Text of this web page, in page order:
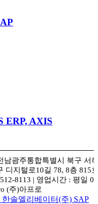
ERP, AXIS
남광주통합특별시 북구 서
디지털로10길 78, 8층 815
8113 | 영업시간 : 평일
(주)아프로
한솔엘리베이터(주) SAP